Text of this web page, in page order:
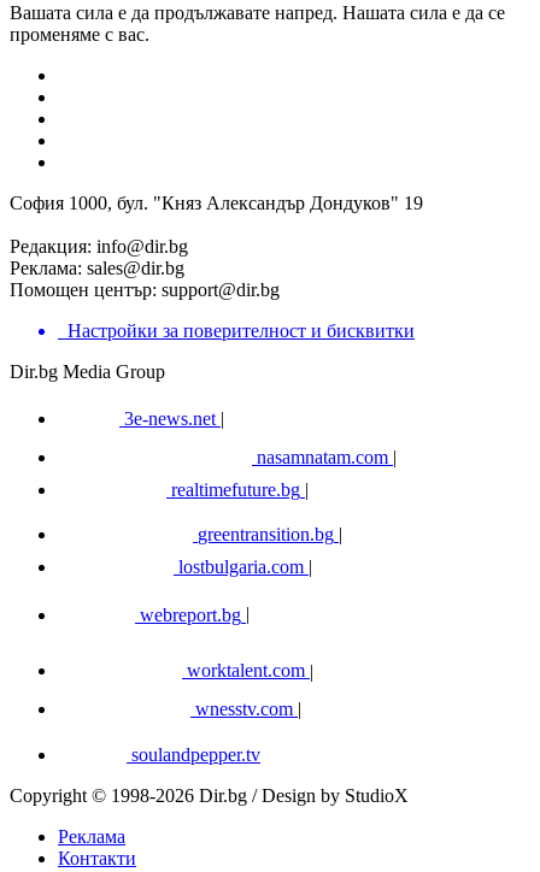
Вашата сила е да продължавате напред. Нашата сила е да се
променяме с вас.
София 1000, бул. "Княз Александър Дондуков" 19
Редакция: info@dir.bg
Реклама: sales@dir.bg
Помощен център: support@dir.bg
Настройки за поверителност и бисквитки
Dir.bg Media Group
3e-news.net |
nasamnatam.com |
realtimefuture.bg |
greentransition.bg |
lostbulgaria.com |
webreport.bg
worktalent.com |
wnesstv.com |
soulandpepper.tv
Copyright © 1998-2026 Dir.bg / Design by StudioX
Реклама
Контакти